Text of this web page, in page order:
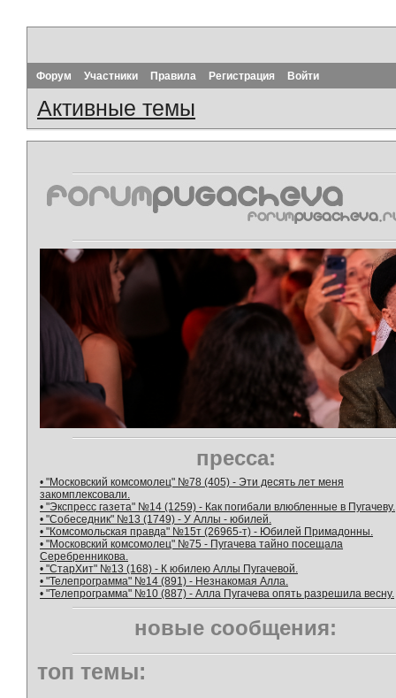
Форум Участники Правила Регистрация Войти
Активные темы
пресса:
• "Московский комсомолец" №78 (405) - Эти десять лет меня
закомплексовали.
• "Экспресс газета" №14 (1259) - Как погибали влюбленные в Пугачеву.
• "Собеседник" №13 (1749) - У Аллы - юбилей.
• "Комсомольская правда" №15т (26965-т) - Юбилей Примадонны.
• "Московский комсомолец" №75 - Пугачева тайно посещала
Серебренникова.
• "СтарХит" №13 (168) - К юбилею Аллы Пугачевой.
• "Телепрограмма" №14 (891) - Незнакомая Алла.
• "Телепрограмма" №10 (887) - Алла Пугачева опять разрешила весну.
новые сообщения:
топ темы: